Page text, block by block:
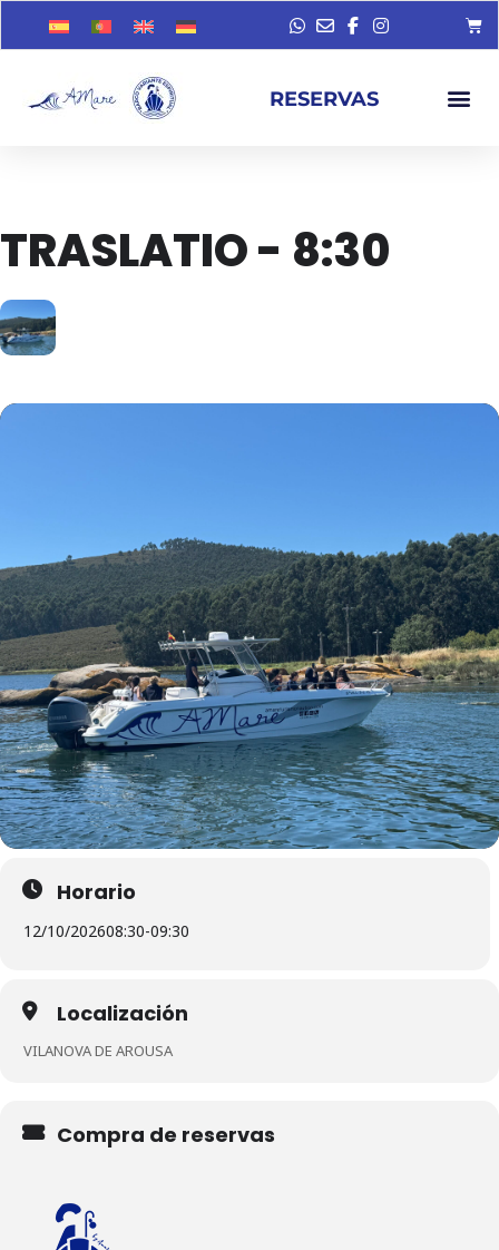
RESERVAS
TRASLATIO - 8:30
Horario
12/10/202608:30-09:30
Localización
VILANOVA DE AROUSA
Compra de reservas